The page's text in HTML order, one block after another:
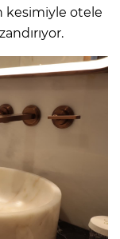
kesimiyle otele